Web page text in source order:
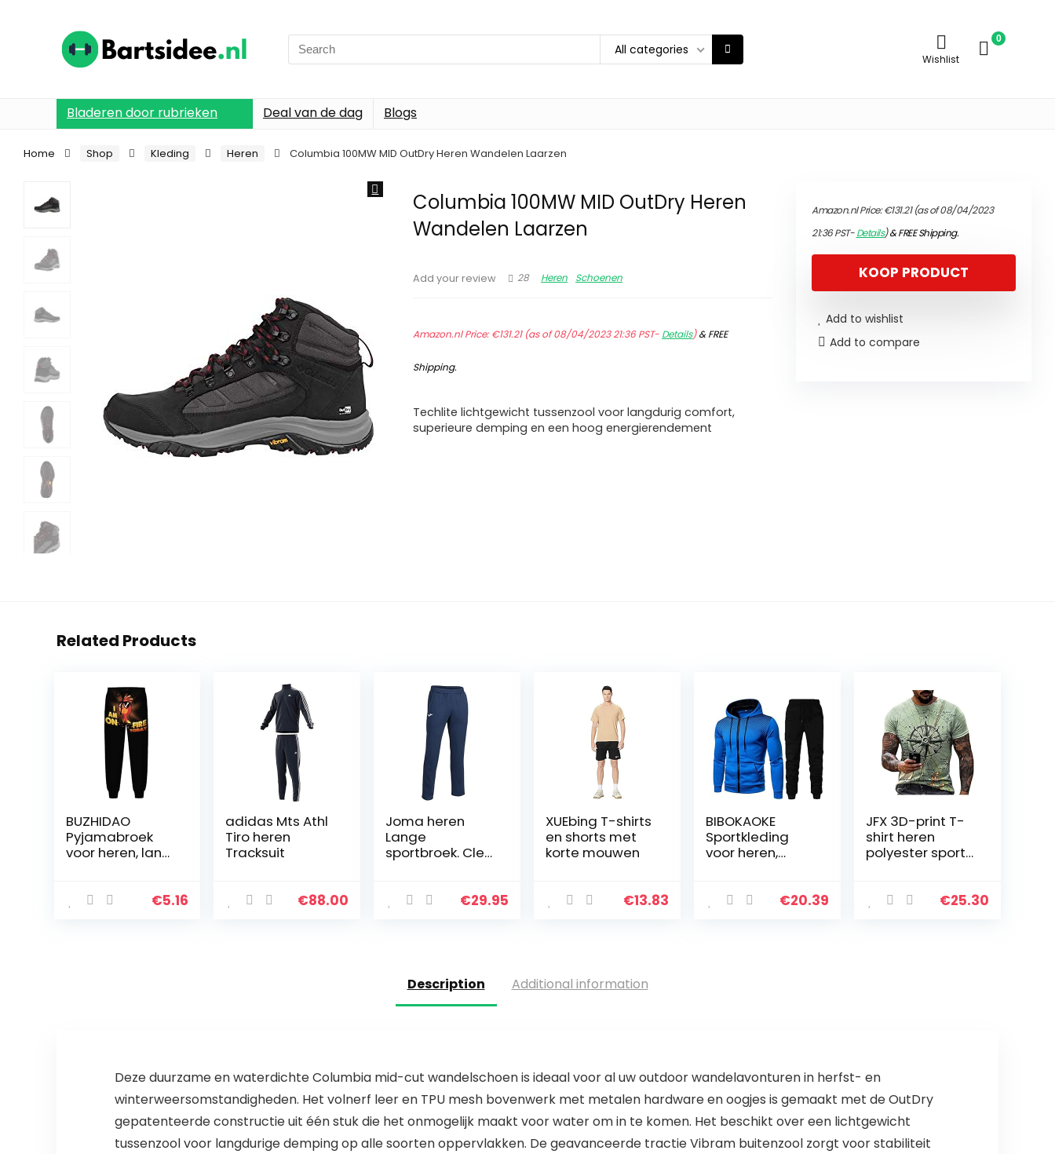
Search
for:
All categories
Wishlist
0
Bladeren door rubrieken Deal van de dag Blogs
Home Shop Kleding Heren Columbia 100MW MID OutDry Heren Wandelen Laarzen
Columbia 100MW MID OutDry Heren
Wandelen Laarzen
Add your review 28 Heren Schoenen
Amazon.nl Price:€131.21(as of 08/04/2023 21:36 PST- Details)&FREE
Shipping.
Techlite lichtgewicht tussenzool voor langdurig comfort,
superieure demping en een hoog energierendement
Amazon.nl Price:€131.21(as of 08/04/2023
21:36 PST-Details)&FREE Shipping.
KOOP PRODUCT
Add to wishlist
Add to compare
Related Products
BUZHIDAO
Pyjamabroek
voor heren, lang,
met
€5.16
adidas Mts Athl
Tiro heren
Tracksuit
€88.00
Joma heren
Lange
sportbroek. Cleo
€29.95
XUEbing T-shirts
en shorts met
korte mouwen
€13.83
BIBOKAOKE
Sportkleding
voor heren,
trainingspak,
€20.39
JFX 3D-print T-
shirt heren
polyester sport
tijd
€25.30
Description Additional information
Deze duurzame en waterdichte Columbia mid-cut wandelschoen is ideaal voor al uw outdoor wandelavonturen in herfst- en
winterweersomstandigheden. Het volnerf leer en TPU mesh bovenwerk met metalen hardware en oogjes is gemaakt met de OutDry
gepatenteerde constructie uit één stuk die het onmogelijk maakt voor water om in te komen. Het beschikt over een lichtgewicht
tussenzool voor langdurige demping op alle soorten oppervlakken. De geavanceerde tractie Vibram buitenzool zorgt voor stabiliteit